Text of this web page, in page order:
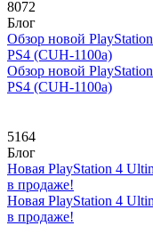
8072
Блог
Обзор новой
PS4 (CUH-1100a)
Обзор новой
PS4 (CUH-1100a)
5164
Блог
Новая PlayStation 4
в продаже!
Новая PlayStation 4
в продаже!